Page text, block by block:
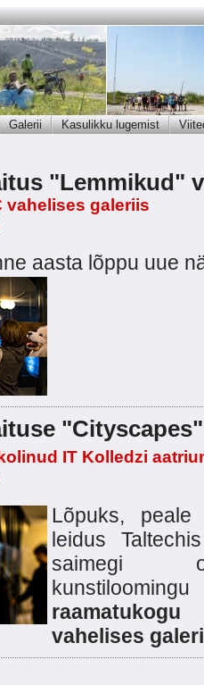
Galerii Kasulikku lugemist
"Lemmikud"
vahelises galeriis
aasta lõppu uue
IT Kolledzi
Lõpuks,
leidus
saimegi
vahelises